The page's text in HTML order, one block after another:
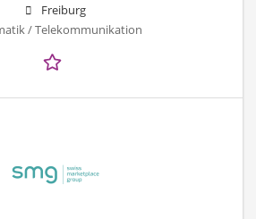
Freiburg
/ Telekommunikation